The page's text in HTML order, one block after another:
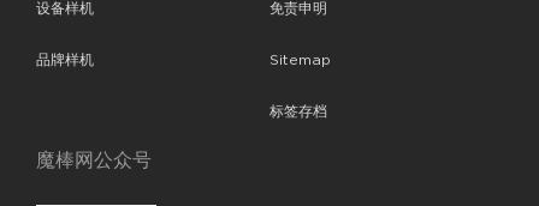
设备样机
品牌样机
免责申明
Sitemap
标签存档
魔棒网公众号